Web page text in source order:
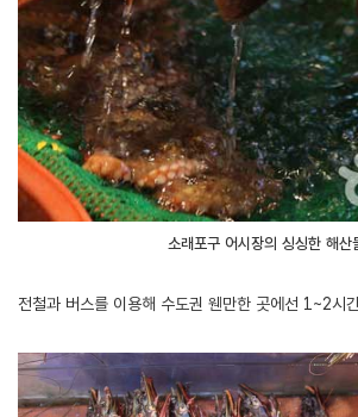
소래포구 어시장의 싱싱한 해산
전철과 버스를 이용해 수도권 웬만한 곳에선 1~2시